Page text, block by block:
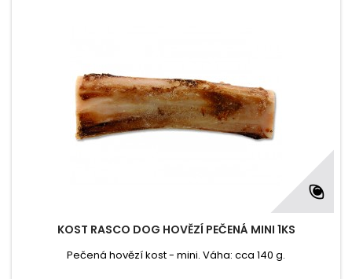
KOST RASCO DOG HOVĚZÍ PEČENÁ MINI 1KS
Pečená hovězí kost - mini. Váha: cca 140 g.